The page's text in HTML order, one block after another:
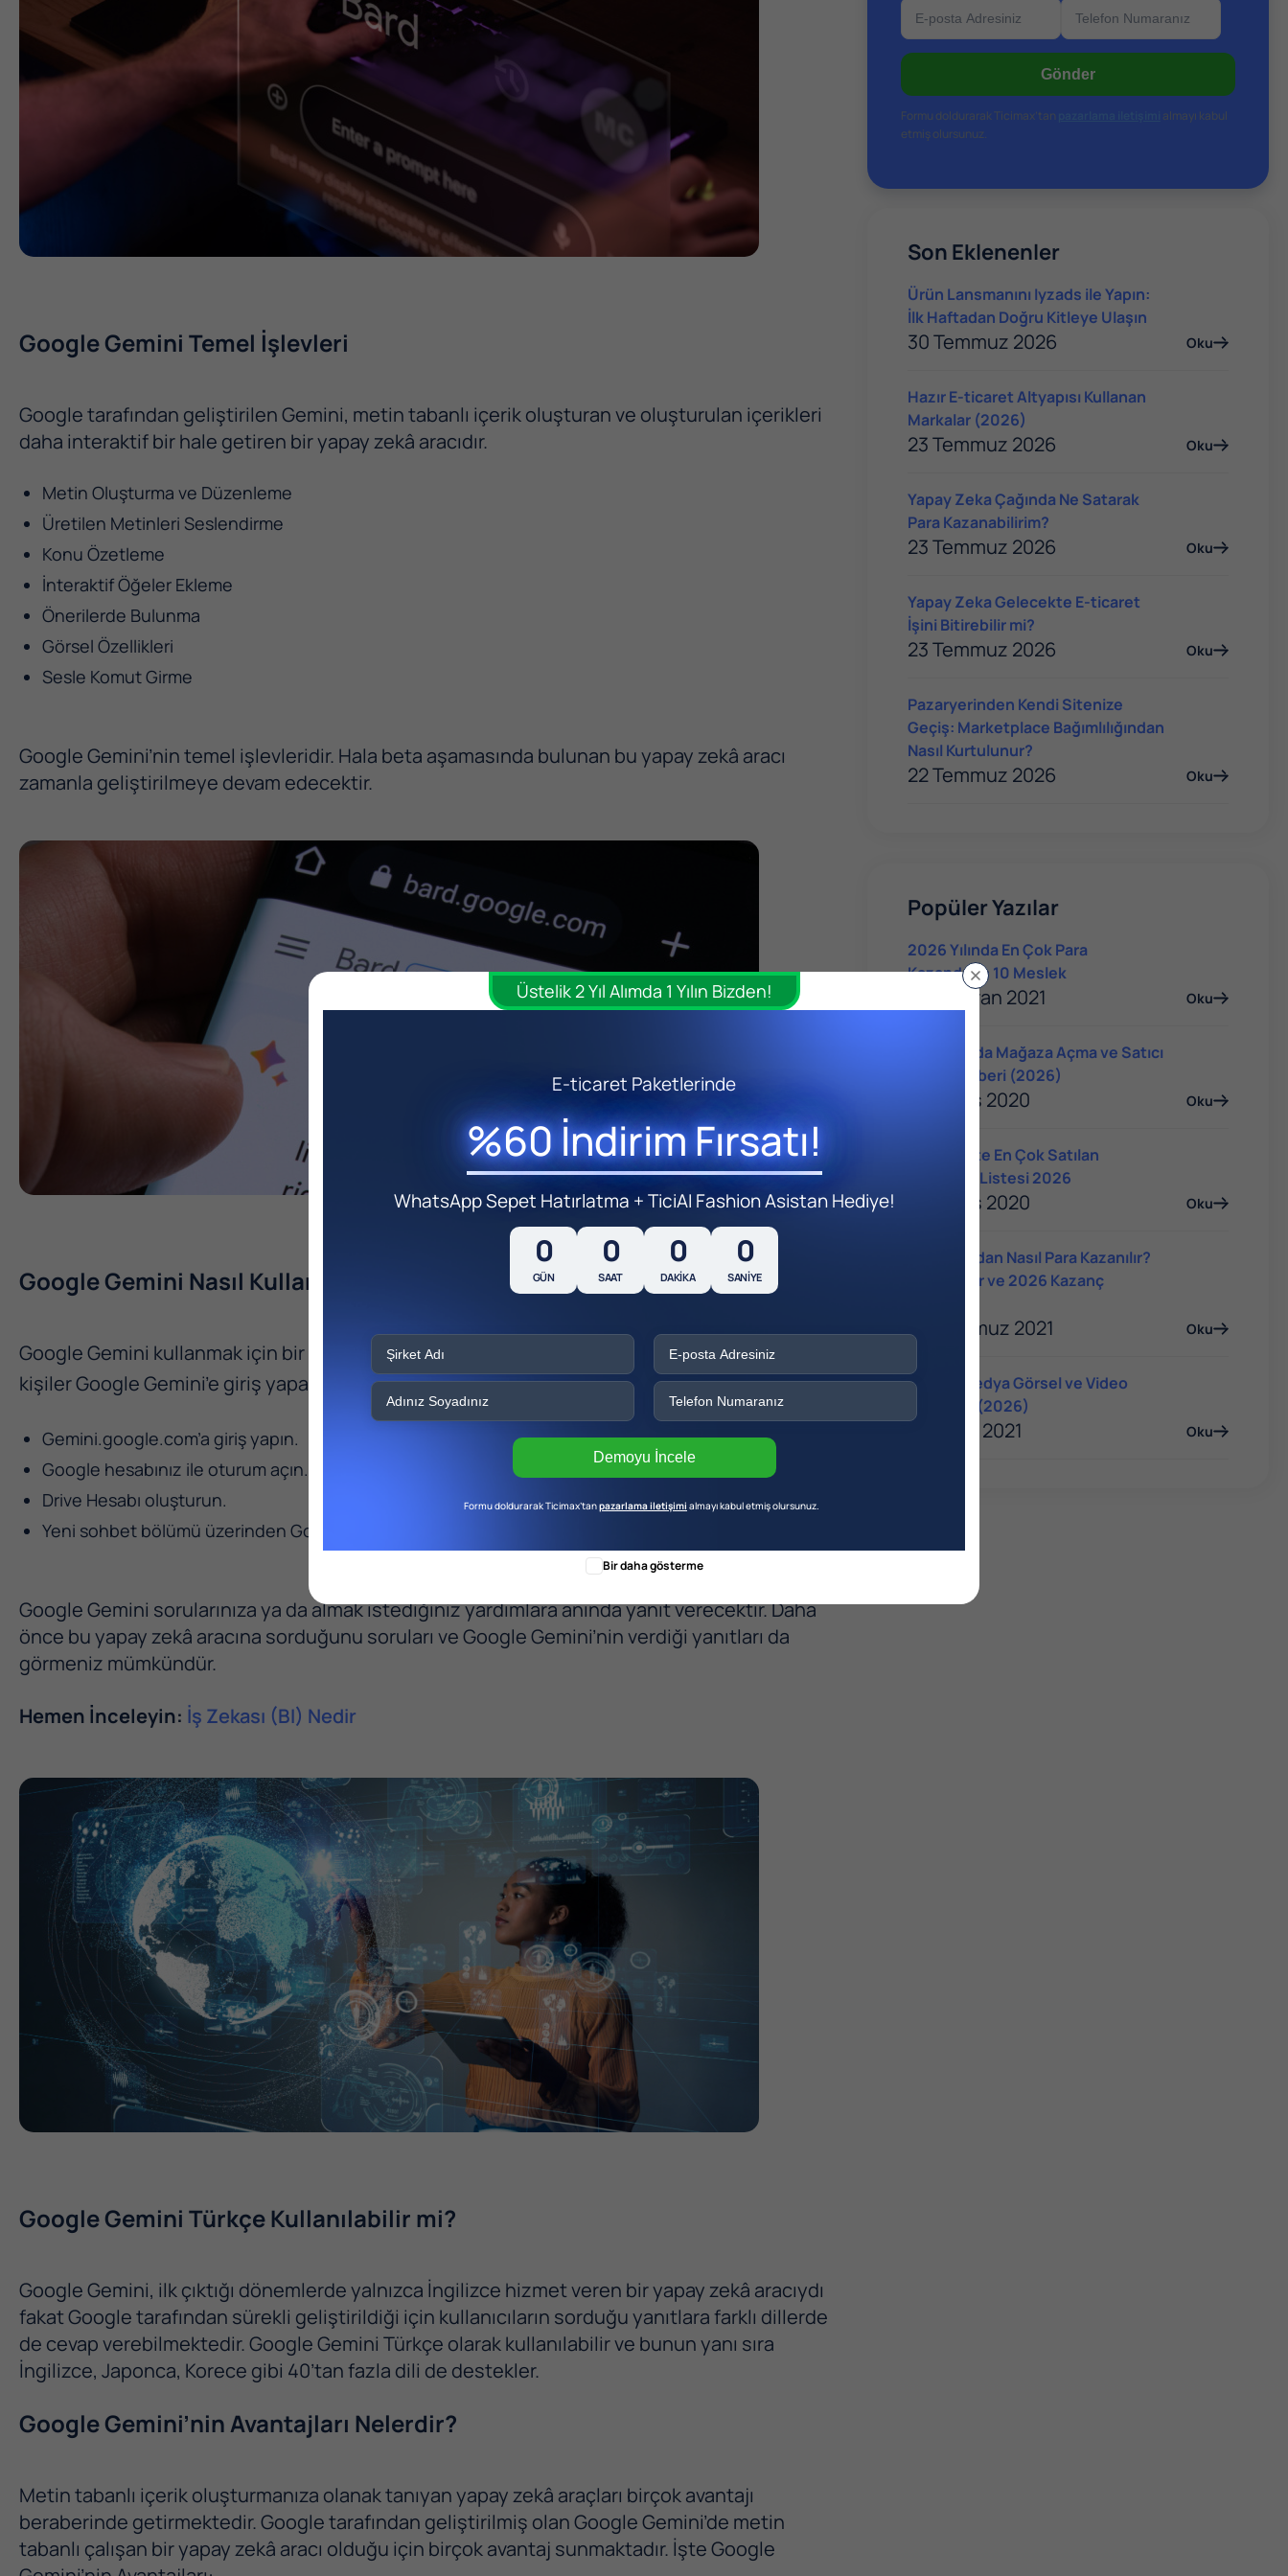
Google Gemini Temel İşlevleri
Google tarafından geliştirilen Gemini, metin tabanlı içerik oluşturan ve oluşturulan içerikleri
daha interaktif bir hale getiren bir yapay zekâ aracıdır.
Metin Oluşturma ve Düzenleme
Üretilen Metinleri Seslendirme
Konu Özetleme
İnteraktif Öğeler Ekleme
Önerilerde Bulunma
Görsel Özellikleri
Sesle Komut Girme
Google Gemini’nin temel işlevleridir. Hala beta aşamasında bulunan bu yapay zekâ aracı
zamanla geliştirilmeye devam edecektir.
Google Gemini Nasıl Kullanılır?
Google Gemini kullanmak için bir Google hesabınız olmak zorundadır. Google hesabı olan
kişiler Google Gemini’e giriş yaparak bu
yapay zekâaracını kullanabilmektedir.
Gemini.google.com’a giriş yapın.
Google hesabınız ile oturum açın.
Drive Hesabı oluşturun.
Yeni sohbet bölümü üzerinden Google Gemini'e sormak istediklerinizi sorun.
Google Gemini sorularınıza ya da almak istediğiniz yardımlara anında yanıt verecektir. Daha
önce bu yapay zekâ aracına sorduğunu soruları ve Google Gemini’nin verdiği yanıtları da
görmeniz mümkündür.
Hemen İnceleyin: İş Zekası (BI) Nedir
Google Gemini Türkçe Kullanılabilir mi?
Google Gemini, ilk çıktığı dönemlerde yalnızca İngilizce hizmet veren bir yapay zekâ aracıydı
fakat Google tarafından sürekli geliştirildiği için kullanıcıların sorduğu yanıtlara farklı dillerde
de cevap verebilmektedir. Google Gemini Türkçe olarak kullanılabilir ve bunun yanı sıra
İngilizce, Japonca, Korece gibi 40’tan fazla dili de destekler.
Google Gemini’nin Avantajları Nelerdir?
Metin tabanlı içerik oluşturmanıza olanak tanıyan yapay zekâ araçları birçok avantajı
beraberinde getirmektedir. Google tarafından geliştirilmiş olan Google Gemini’de metin
tabanlı çalışan bir yapay zekâ aracı olduğu için birçok avantaj sunmaktadır. İşte Google
Google Gemini ve Chat GPT Karşılaştırması
Gönder
Formu doldurarak Ticimax’tan
almayı kabul
etmiş olursunuz.
Son Eklenenler
Ürün Lansmanını Iyzads ile Yapın:
İlk Haftadan Doğru Kitleye Ulaşın
30 Temmuz 2026 Oku
Hazır E-ticaret Altyapısı Kullanan
Markalar (2026)
23 Temmuz 2026 Oku
Yapay Zeka Çağında Ne Satarak
Para Kazanabilirim?
23 Temmuz 2026 Oku
Yapay Zeka Gelecekte E-ticaret
İşini Bitirebilir mi?
23 Temmuz 2026 Oku
Pazaryerinden Kendi Sitenize
Geçiş: Marketplace Bağımlılığından
Nasıl Kurtulunur?
22 Temmuz 2026 Oku
Popüler Yazılar
2026 Yılında En Çok Para
Kazandıran 10 Meslek
04 Haziran 2021 Oku
Trendyol'da Mağaza Açma ve Satıcı
Olma Rehberi (2026)
14 Mayıs 2020 Oku
E-Ticarette En Çok Satılan
Ürünlerin Listesi 2026
14 Mayıs 2020 Oku
YouTube'dan Nasıl Para Kazanılır?
Yöntemler ve 2026 Kazanç
06 Temmuz 2021 Oku
Sosyal Medya Görsel ve Video
Boyutları (2026)
06 Ocak 2021 Oku
E-ticaret Paketlerinde
%60 İndirim Fırsatı!
WhatsApp Sepet Hatırlatma + TiciAI Fashion Asistan Hediye!
Üstelik 2 Yıl Alımda 1 Yılın Bizden!
0
GÜN
0
SAAT
0
DAKIKA
0
SANIYE
Demoyu İncele
Formu doldurarak Ticimax’tanpazarlama iletişimi almayı kabul etmiş olursunuz.
Bir daha gösterme